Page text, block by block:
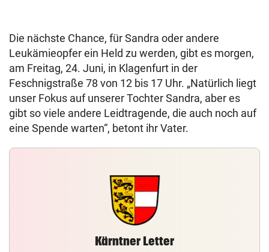
Die nächste Chance, für Sandra oder andere
Leukämieopfer ein Held zu werden, gibt es morgen,
am Freitag, 24. Juni, in Klagenfurt in der
Feschnigstraße 78 von 12 bis 17 Uhr. „Natürlich liegt
unser Fokus auf unserer Tochter Sandra, aber es
gibt so viele andere Leidtragende, die auch noch auf
eine Spende warten“, betont ihr Vater.
Kärntner Letter